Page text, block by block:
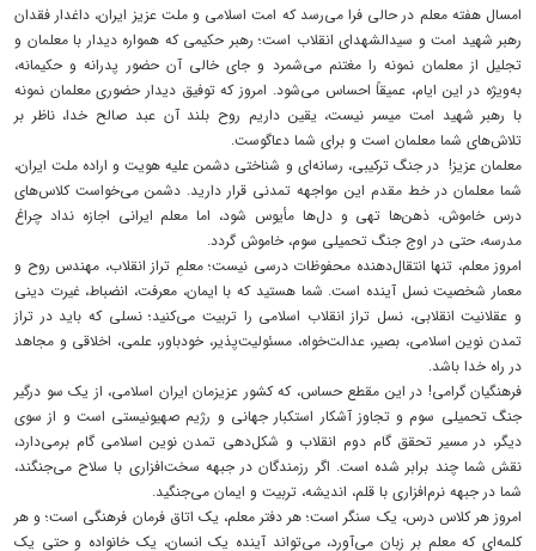
امسال هفته معلم در حالی فرا می‌رسد که امت اسلامی و ملت عزیز ایران، داغدار فقدان
رهبر شهید امت و سیدالشهدای انقلاب است؛ رهبر حکیمی که همواره دیدار با معلمان و
تجلیل از معلمان نمونه را مغتنم می‌شمرد و جای خالی آن حضور پدرانه و حکیمانه،
به‌ویژه در این ایام، عمیقاً احساس می‌شود. امروز که توفیق دیدار حضوری معلمان نمونه
با رهبر شهید امت میسر نیست، یقین داریم روح بلند آن عبد صالح خدا، ناظر بر
تلاش‌های شما معلمان است و برای شما دعاگوست.
معلمان عزیز! در جنگ ترکیبی، رسانه‌ای و شناختی دشمن علیه هویت و اراده ملت ایران،
شما معلمان در خط مقدم این مواجهه تمدنی قرار دارید. دشمن می‌خواست کلاس‌های
درس خاموش، ذهن‌ها تهی و دل‌ها مأیوس شود، اما معلم ایرانی اجازه نداد چراغ
مدرسه، حتی در اوج جنگ تحمیلی سوم، خاموش گردد.
امروز معلم، تنها انتقال‌دهنده محفوظات درسی نیست؛ معلمِ تراز انقلاب، مهندس روح و
معمار شخصیت نسل آینده است. شما هستید که با ایمان، معرفت، انضباط، غیرت دینی
و عقلانیت انقلابی، نسل تراز انقلاب اسلامی را تربیت می‌کنید؛ نسلی که باید در تراز
تمدن نوین اسلامی، بصیر، عدالت‌خواه، مسئولیت‌پذیر، خودباور، علمی، اخلاقی و مجاهد
در راه خدا باشد.
فرهنگیان گرامی! در این مقطع حساس، که کشور عزیزمان ایران اسلامی، از یک سو درگیر
جنگ تحمیلی سوم و تجاوز آشکار استکبار جهانی و رژیم صهیونیستی است و از سوی
دیگر، در مسیر تحقق گام دوم انقلاب و شکل‌دهی تمدن نوین اسلامی گام برمی‌دارد،
نقش شما چند برابر شده است. اگر رزمندگان در جبهه سخت‌افزاری با سلاح می‌جنگند،
شما در جبهه نرم‌افزاری با قلم، اندیشه، تربیت و ایمان می‌جنگید.
امروز هر کلاس درس، یک سنگر است؛ هر دفتر معلم، یک اتاق فرمان فرهنگی است؛ و هر
کلمه‌ای که معلم بر زبان می‌آورد، می‌تواند آینده یک انسان، یک خانواده و حتی یک